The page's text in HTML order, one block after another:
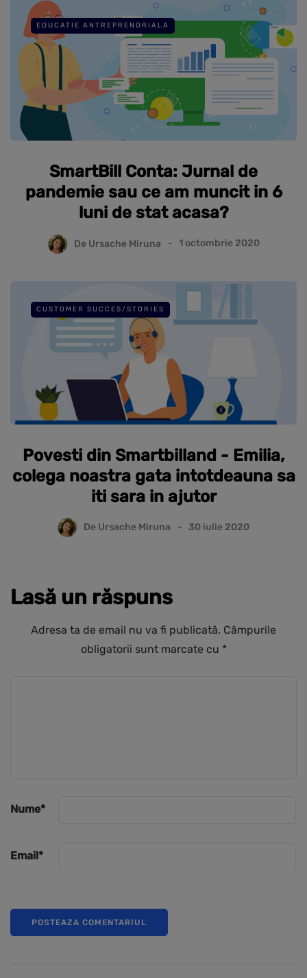
EDUCATIE ANTREPRENORIALA
SmartBill Conta: Jurnal de
pandemie sau ce am muncit in 6
luni de stat acasa?
De Ursache Miruna 1 octombrie 2020
CUSTOMER SUCCES/STORIES
Povesti din Smartbilland - Emilia,
colega noastra gata intotdeauna sa
iti sara in ajutor
De Ursache Miruna 30 iulie 2020
Lasă un răspuns
Adresa ta de email nu va fi publicată. Câmpurile
obligatorii sunt marcate cu *
Nume*
Email *